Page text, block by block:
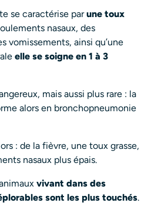
se caractérise parune toux
nasaux, des
vomissements, ainsi qu’une
elle se soigne en 1 à 3
mais aussi plus rare : la
alors en bronchopneumonie
: de la fièvre, une toux grasse,
nasaux plus épais.
vivant dans des
sont les plus touchés.